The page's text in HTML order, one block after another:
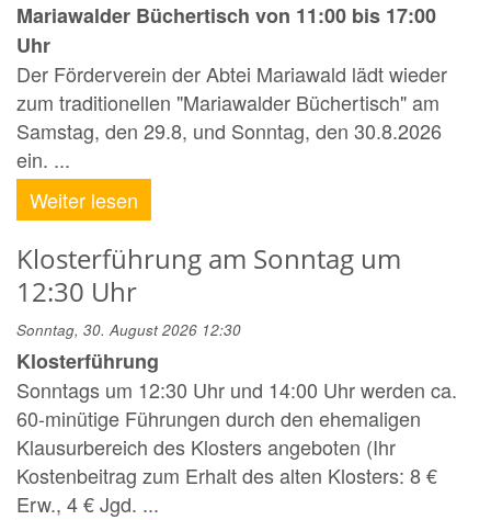
Mariawalder Büchertisch von 11:00 bis 17:00
Uhr
Der Förderverein der Abtei Mariawald lädt wieder
zum traditionellen "Mariawalder Büchertisch" am
Samstag, den 29.8, und Sonntag, den 30.8.2026
ein. ...
Weiter lesen
Klosterführung am Sonntag um
12:30 Uhr
Sonntag, 30. August 2026 12:30
Klosterführung
Sonntags um 12:30 Uhr und 14:00 Uhr werden ca.
60-minütige Führungen durch den ehemaligen
Klausurbereich des Klosters angeboten (Ihr
Kostenbeitrag zum Erhalt des alten Klosters: 8 €
Erw., 4 € Jgd. ...